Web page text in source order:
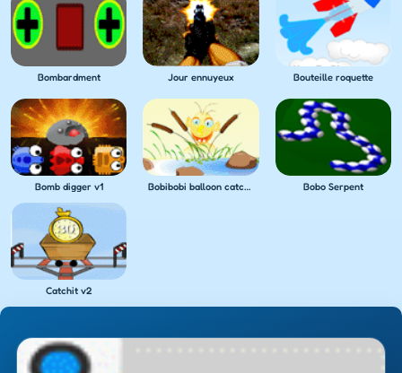
Bombardment Jour ennuyeux Bouteille roquette
Bomb digger v1 Bobibobi balloon catcher Bobo Serpent
Catchit v2